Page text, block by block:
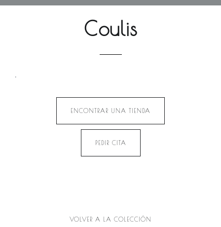
Coulis
.
ENCONTRAR UNA TIENDA
PEDIR CITA
VOLVER A LA COLECCIÓN